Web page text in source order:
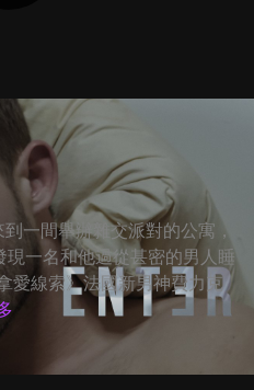
一間舉辦雜交派對的公寓，
一名和他過從甚密的男人睡
愛線索》法國新男神費力克